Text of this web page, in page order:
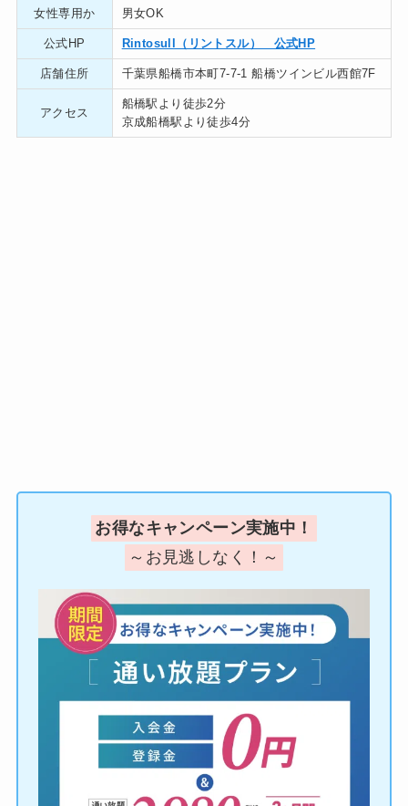
女性専用か 男女OK
公式HP Rintosull（リントスル） 公式HP
店舗住所 千葉県船橋市本町7-7-1 船橋ツインビル西館7F
アクセス
船橋駅より徒歩2分
京成船橋駅より徒歩4分
お得なキャンペーン実施中！
～お見逃しなく！～